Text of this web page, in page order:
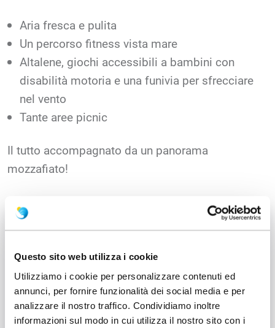
Questo sito web utilizza i cookie
Utilizziamo i cookie per personalizzare contenuti ed
annunci, per fornire funzionalità dei social media e per
analizzare il nostro traffico. Condividiamo inoltre
informazioni sul modo in cui utilizza il nostro sito con i
Aria fresca e pulita
Un percorso fitness vista mare
Altalene, giochi accessibili a bambini con
disabilità motoria e una funivia per sfrecciare
nel vento
Tante aree picnic
Il tutto accompagnato da un panorama
mozzafiato!